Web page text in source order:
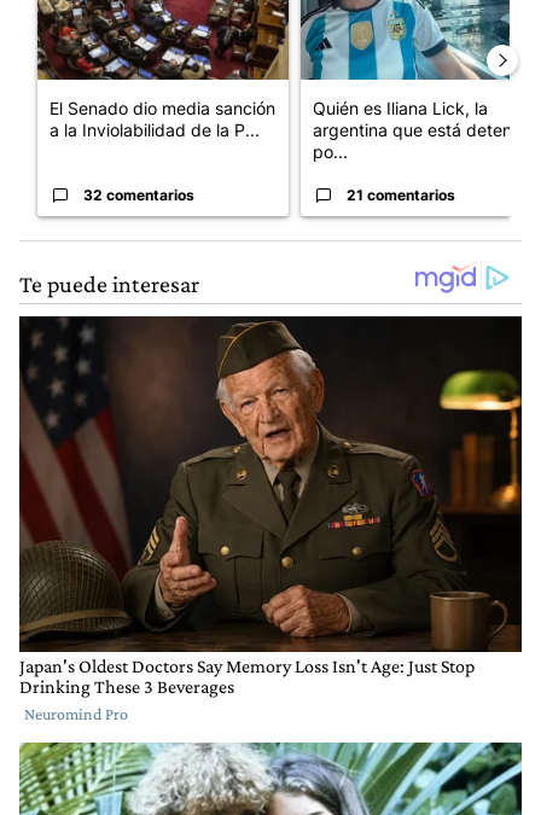
El Senado dio media sanción
a la Inviolabilidad de la P...
32 comentarios
Quién es Iliana Lick, la
argentina que está detenida
po...
21 comentarios